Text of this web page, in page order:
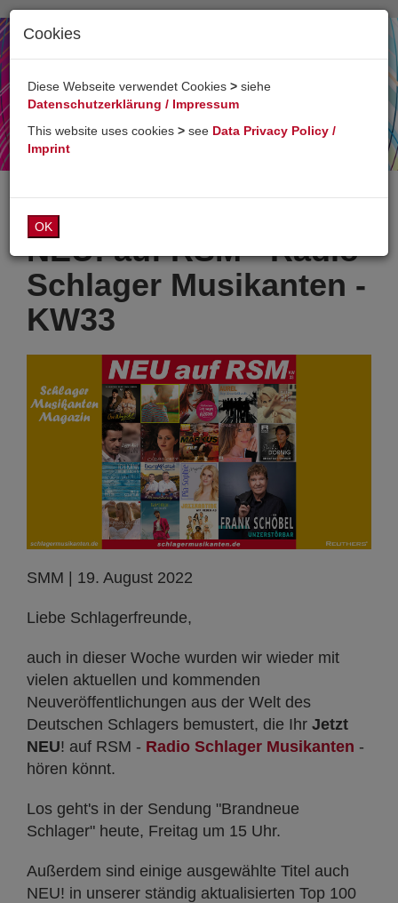
Toggle
NEU! auf RSM - Radio
Schlager Musikanten -
KW33
SMM | 19. August 2022
Liebe Schlagerfreunde,
auch in dieser Woche wurden wir wieder mit
vielen aktuellen und kommenden
Neuveröffentlichungen aus der Welt des
Deutschen Schlagers bemustert, die Ihr Jetzt
NEU! auf RSM - Radio Schlager Musikanten -
hören könnt.
Los geht's in der Sendung "Brandneue
Schlager" heute, Freitag um 15 Uhr.
Außerdem sind einige ausgewählte Titel auch
NEU! in unserer ständig aktualisierten Top 100
Cookies
Diese Webseite verwendet Cookies > siehe
Datenschutzerklärung / Impressum
This website uses cookies > see Data Privacy Policy /
Imprint
OK